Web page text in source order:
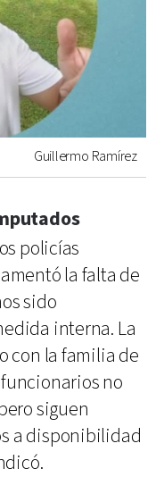
Guillermo Ramírez
policías
la falta de
sido
interna. La
con la familia de
no
siguen
a disponibilidad